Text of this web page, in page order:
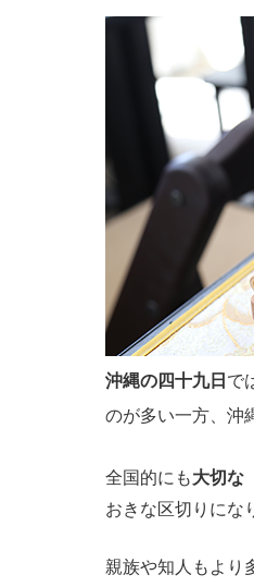
沖縄の四十九日 で
のが多い一方、沖
全国的にも大切な
おきな区切りにな
親族や知人もより